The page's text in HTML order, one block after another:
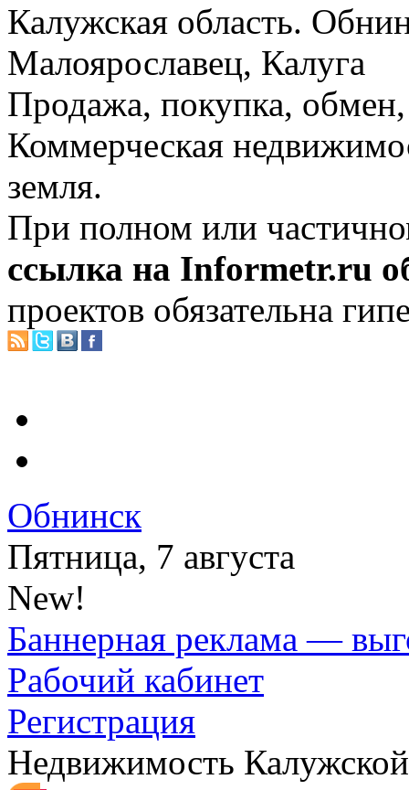
Калужская область.
Малоярославец, Калуга
Продажа, покупка, обмен,
Коммерческая
земля.
При полном или
ссылка на Informetr.ru
проектов обязательна
Обнинск
Пятница, 7 августа
New!
Баннерная реклама —
Рабочий кабинет
Регистрация
Недвижимость